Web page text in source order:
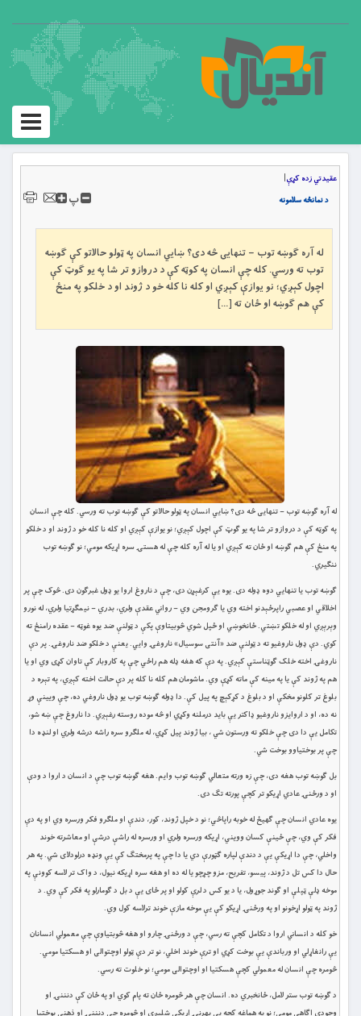
عقیدتي زده کړې|
پ د نمانځه سلامونه
له آره ګوښه توب – تنهایی څه دی؟ ښايي انسان په ټولو حالاتو کې ګوښه
توب ته ورسي. کله چې انسان په کوټه کې د دروازو تر شا په یو ګوټ کې
اچول کېږي؛ نو یوازې کېږي او کله نا کله خو د ژوند او د خلکو په منځ
کې هم ګوښه او ځان ته […]
له آره ګوښه توب – تنهایی څه دی؟ ښايي انسان په ټولو حالاتو کې ګوښه توب ته ورسي. کله چې انسان
په کوټه کې د دروازو تر شا په یو ګوټ کې اچول کېږي؛ نو یوازې کېږي او کله نا کله خو د ژوند او د خلکو
په منځ کې هم ګوښه او ځان ته کېږي او یا له آره کله چې له هستۍ سره اړیکه مومي؛ نو ګوښه توب
ننګیري.
ګوښه توب یا تنهايي دوه ډوله دی. یوه یې کرغېړن دی، چې د ناروغ اروا یو ډول غبرګون دی. څوک چې پر
اخلاقي او عصبي راپرځېدنو اخته وي یا ګرومجن وي – رواني عقدې ولري، بدري – نیمګړتیا ولري، له نورو
وېرېږي او له خلکو تښتي. ځانخوښي او ځپل شوي څوبیتاوې پکې د ټولنې ضد یوه غوټه – عقده رامنځ ته
کوي. دې ډول ناروغیو ته د ټولنې ضد «آنتی سوسیال» ناروغۍ وايي. یعنې د خلکو ضد ناروغۍ. پر دې
ناروغۍ اخته خلک ګوټناستې کېږي. په دې که هغه ډله هم راځي چې په کاروبار کې تاوان کړی وي او یا
هم په ژوند کې یا په مینه کې ماته کړې وي. ماشومان هم کله نا کله پر دې حالت اخته کېږي، په تېره د
بلوغ تر کلونو مخکې او د بلوغ د کړکېچ په پیل کې. دا ډوله ګوښه توب یو ډول ناروغي ده، چې ویینې وړ
نه ده، او د اروایزو ناروغیو ډاکتر یې باید درملنه وکړي او څه موده روسته رغېږي. دا ناروغ چې ښه شو،
تکامل یې دا دی چې خلکو ته ورستون شي ، بیا ژوند پیل کړي، له ملګرو سره راشه درشه ولري او لنډه دا
چې پر بوختیاوو بوخت شي.
بل ګوښه توب هغه دی، چې زه ورته متعالي ګوښه توب وایم. هغه ګوښه توب چې د انسان د اروا د ودې
او د ورځنۍ عادي اړیکو تر کچې پورته تګ دی.
یوه عادي انسان چې ګهیځ له خوبه راپاڅي؛ نو د خپل ژوند، کور، دندې او ملګرو فکر ورسره وي او په دې
فکر کې وي، چې ځينې کسان وویني، اړیکه ورسره ولري او ورسره له راشې درشې او معاشرته خوند
واخلي، چې دا اړیکې یې د دندې لپاره ګټورې دي یا دا چې په پرمختګ کې یې ونډه درلودلای شي. په هر
حال دا کس تل د ژوند، پیسو، تفریح، مزو چړچو یا له ده او هغه سره اړیکه نیول، د واک تر لاسه کوونې په
موخه ډلې ټپلې او ګوند جوړول، یا د یو کس د لرې کولو او پر ځای یې د بل د ګومارلو په فکر کې وي. د
ژوند په ټولو اړخونو او په ورځنۍ اړیکو کې یې موخه مازې خوند ترلاسه کول وي.
خو کله د انساني اروا د تکامل کچې ته رسي، چې د ورځنۍ چارو او هغه څوبتیاوې چې معمولي انسانان
یې رانغاړلي او ورباندې یې بوخت کړي او ترې خوند اخلي، نو تر دې ټولو اوچتوالی او هسکتیا مومي.
څومره چې انسان له معمولي کچې هسکتیا او اوچتوالی مومي؛ نو خلوت ته رسي.
د ګوښه توب ستر لامل، ځانخبري ده. انسان چې هر څومره ځان ته پام کوي او په ځان کې دنننۍ او